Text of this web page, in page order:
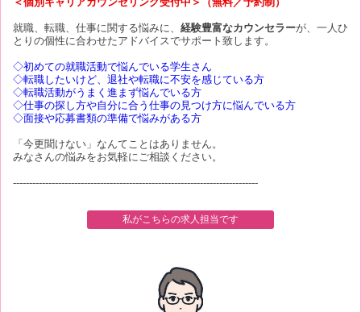
就職、転職、仕事に関する悩みに、 経験豊富なカウンセラーが、一人ひ
とりの個性に合わせたアドバイスでサポート致します。
◇初めての就職活動で悩んでいる学生さん
◇転職したいけど、退社や転職に不安を感じている方
◇転職活動がうまく進まず悩んでいる方
◇仕事の探し方や自分に合う仕事の見つけ方に悩んでいる方
◇面接や応募書類の準備で悩みがある方
「今更聞けない」なんてことはありません。
みなさんの悩みをお気軽にご相談ください。
----------------------------------------------------------------------------
私がこちらの求人担当です